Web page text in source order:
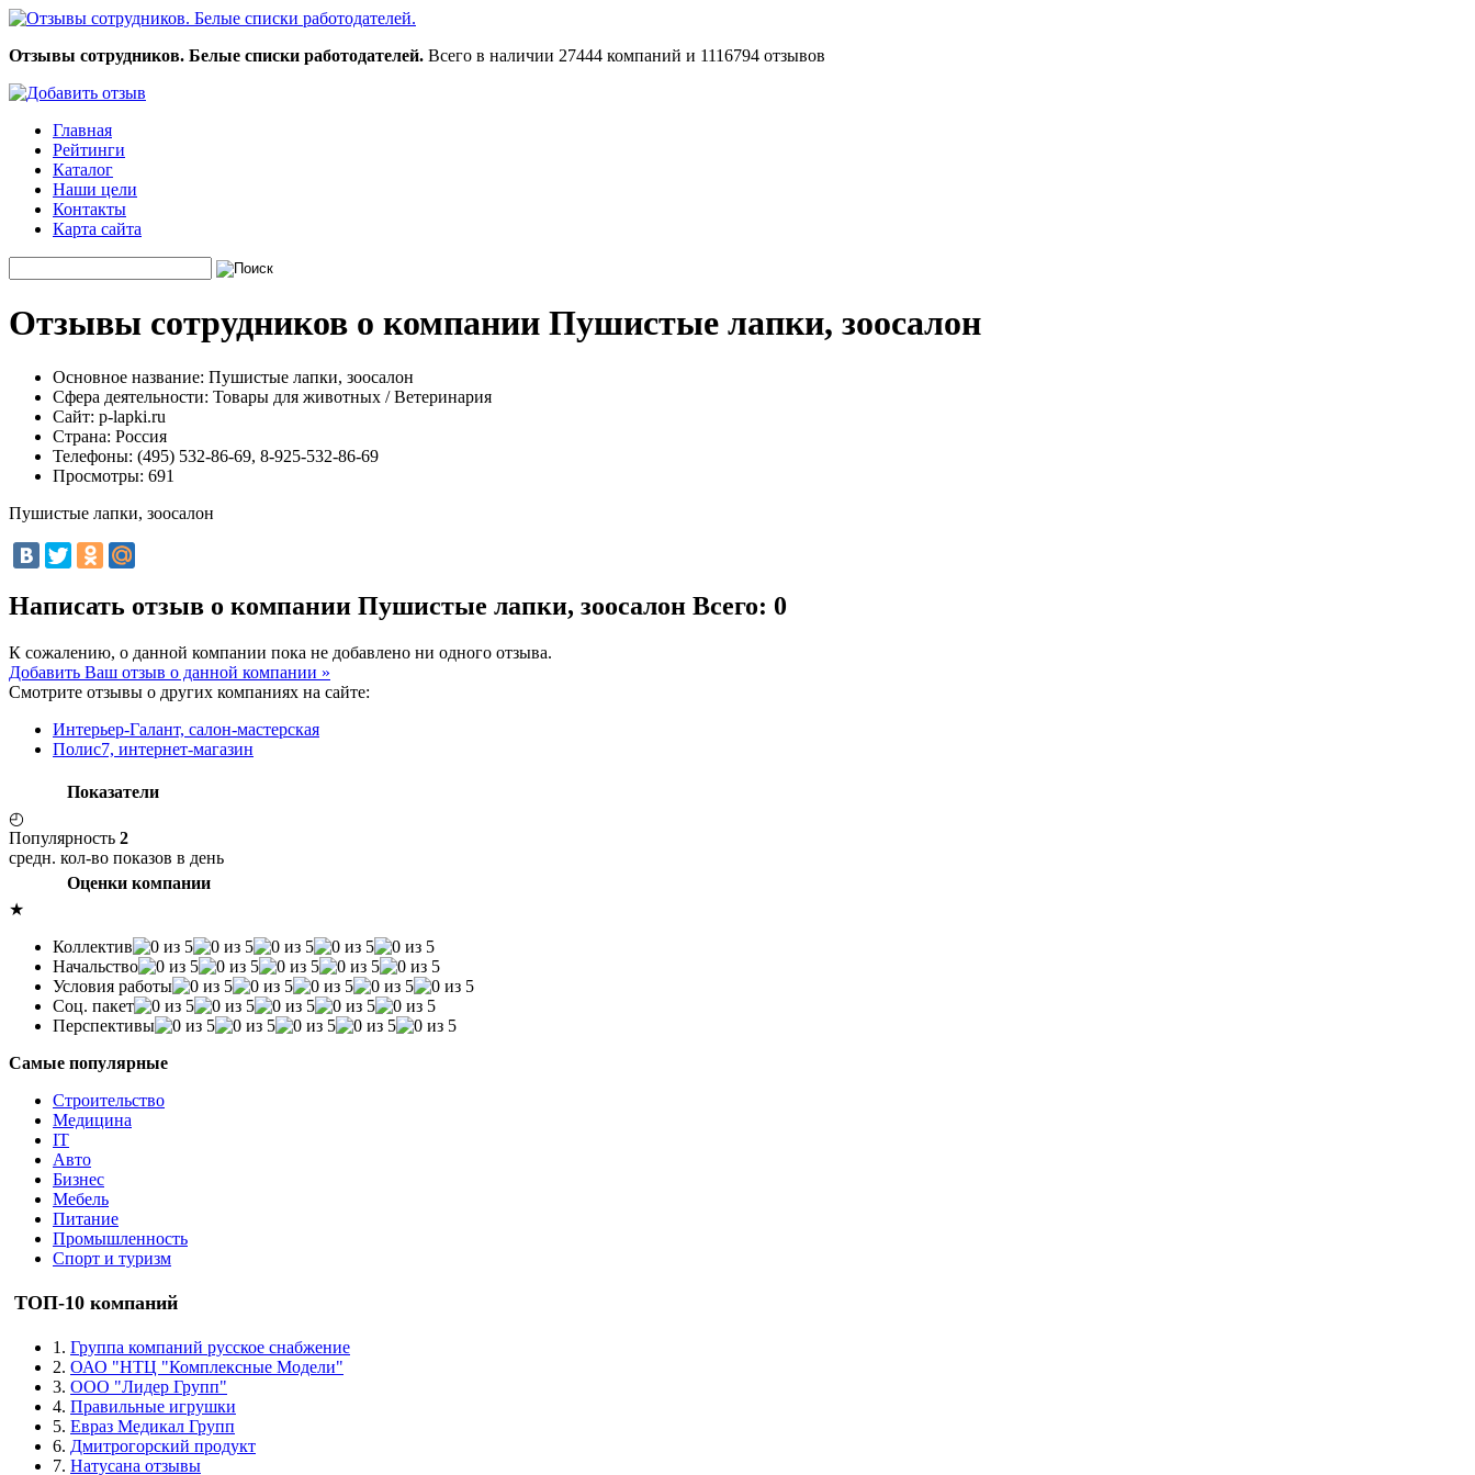
Отзывы сотрудников. Белые списки работодателей. Всего в наличии 27444 компаний и 1116794 отзывов
Главная
Рейтинги
Каталог
Наши цели
Контакты
Карта сайта
Отзывы сотрудников о компании Пушистые лапки, зоосалон
Основное название: Пушистые лапки, зоосалон
Сфера деятельности: Товары для животных / Ветеринария
Сайт: p-lapki.ru
Страна: Россия
Телефоны: (495) 532-86-69, 8-925-532-86-69
Просмотры: 691
Пушистые лапки, зоосалон
Написать отзыв о компании Пушистые лапки, зоосалон Всего: 0
К сожалению, о данной компании пока не добавлено ни одного отзыва.
Добавить Ваш отзыв о данной компании »
Смотрите отзывы о других компаниях на сайте:
Интерьер-Галант, салон-мастерская
Полис7, интернет-магазин
Показатели
◴
Популярность 2
средн. кол-во показов в день
Оценки компании
★
Коллектив
Начальство
Условия работы
Соц. пакет
Перспективы
Самые популярные
Строительство
Медицина
IT
Авто
Бизнес
Мебель
Питание
Промышленность
Спорт и туризм
ТОП-10 компаний
1. Группа компаний русское снабжение
2. ОАО "НТЦ "Комплексные Модели"
3. ООО "Лидер Групп"
4. Правильные игрушки
5. Евраз Медикал Групп
6. Дмитрогорский продукт
7. Натусана отзывы